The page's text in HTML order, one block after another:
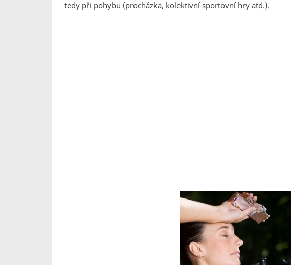
tedy při pohybu (procházka, kolektivní sportovní hry atd.).